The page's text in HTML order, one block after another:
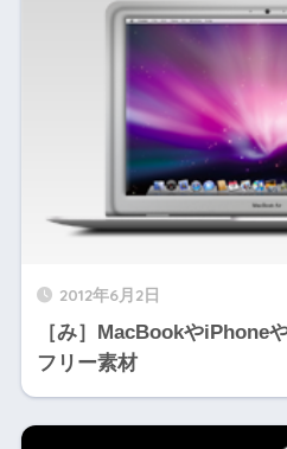
2012年6月2日
［み］MacBookやiPhone
フリー素材